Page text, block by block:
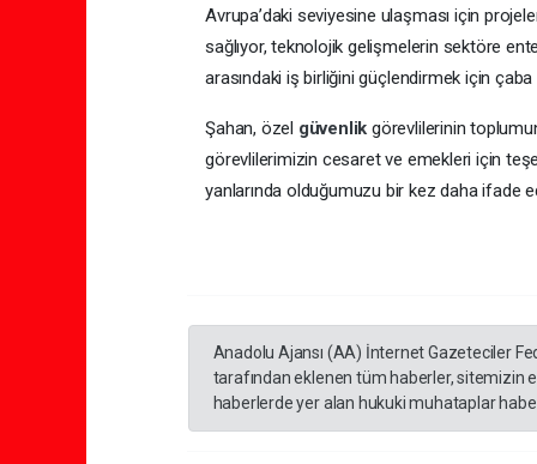
Avrupa’daki seviyesine ulaşması için
sağlıyor, teknolojik gelişmelerin sektöre
arasındaki iş birliğini güçlendirmek için
Şahan, özel güvenlikgörevlilerinin
görevlilerimizin cesaret ve emekleri için
yanlarında olduğumuzu bir kez daha ifade
Anadolu Ajansı (AA) İnternet Gazeteciler
tarafından eklenen tüm haberler, sitemizin
haberlerde yer alan hukuki muhataplar